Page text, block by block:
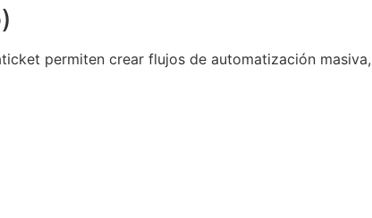
permiten crear flujos de automatización